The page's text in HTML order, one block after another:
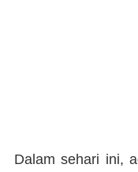
Dalam sehari ini,